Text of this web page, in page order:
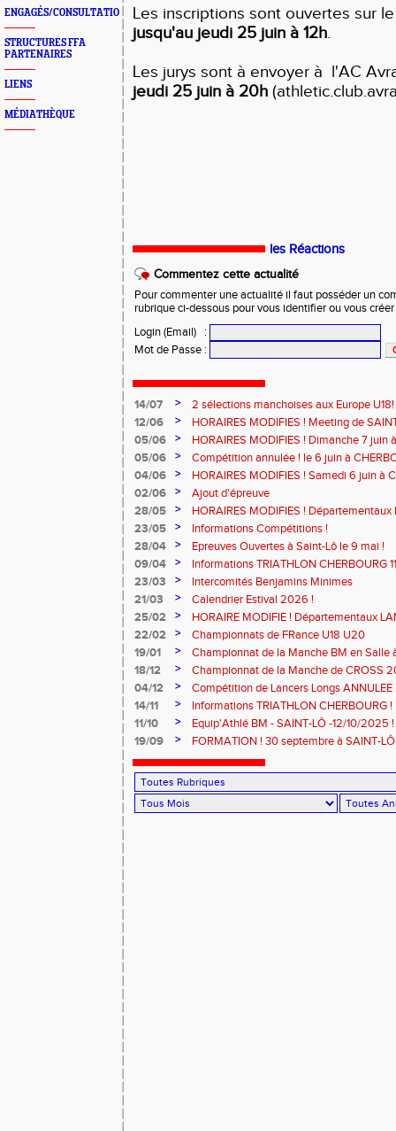
ENGAGÉS/CONSULTATION
STRUCTURES FFA
PARTENAIRES
LIENS
MÉDIATHÈQUE
Les inscriptions sont ouvertes sur
jusqu'au jeudi 25 juin à 12h.
Les jurys sont à envoyer à l'AC
jeudi 25 juin à 20h
les Réactions
Commentez cette actualité
Pour commenter une actualité il faut posséder un
rubrique ci-dessous pour vous identifier ou vous
Login (Email)
:
Mot de Passe :
14/07 >
2 sélections manchoises aux Europe U18!
12/06
>
HORAIRES MODIFIES ! Meeting de
05/06
>
HORAIRES MODIFIES ! Dimanche 7 juin
05/06
>
Compétition annulée ! le 6 juin à
04/06
>
HORAIRES MODIFIES ! Samedi 6 juin à
02/06
>
Ajout d'épreuve
28/05
>
HORAIRES MODIFIES !
SAINT-LÔ
23/05 >
Informations Compétitions !
28/04
>
Epreuves Ouvertes à Saint-Lô le 9 mai !
09/04
>
Informations TRIATHLON CHERBOURG
23/03
>
Intercomités Benjamins Minimes
21/03
>
Calendrier Estival 2026 !
25/02
>
HORAIRE MODIFIE ! Départementaux
Samedi 7 mars à SAINT-JAMES
22/02 >
Championnats de FRance U18 U20
19/01
>
Championnat de la Manche BM en Salle
MODIFIE !
18/12 >
Championnat de la Manche de CROSS
04/12
>
Compétition de Lancers Longs ANNULEE
14/11
>
Informations TRIATHLON CHERBOURG !
11/10
>
Equip'Athlé BM - SAINT-LÔ -12/10/2025 !
19/09
> FORMATION ! 30 septembre à SAINT-